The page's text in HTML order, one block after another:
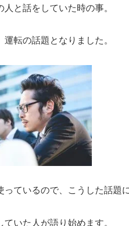
と話をしていた時の事。
転の話題となりました。
っているので、こうした話題
いた人が語り始めます。